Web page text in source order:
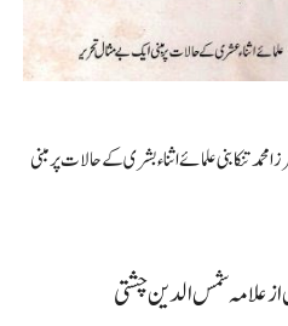
تنکابنی علمائے اثناء بشری کے حالات پر مبنی
علامہ شمس الدین چشتی